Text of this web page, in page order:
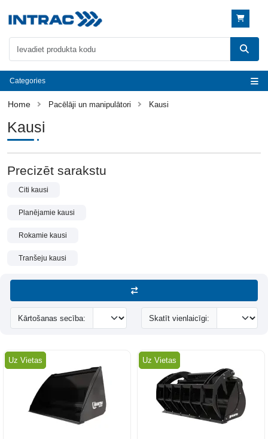
Categories
Pacēlāji un manipulātori Kausi
Kausi
Precizēt sarakstu
Citi kausi
Planējamie kausi
Rokamie kausi
Tranšeju kausi
Kārtošanas secība: Skatīt vienlaicīgi:
Uz Vietas Uz Vietas